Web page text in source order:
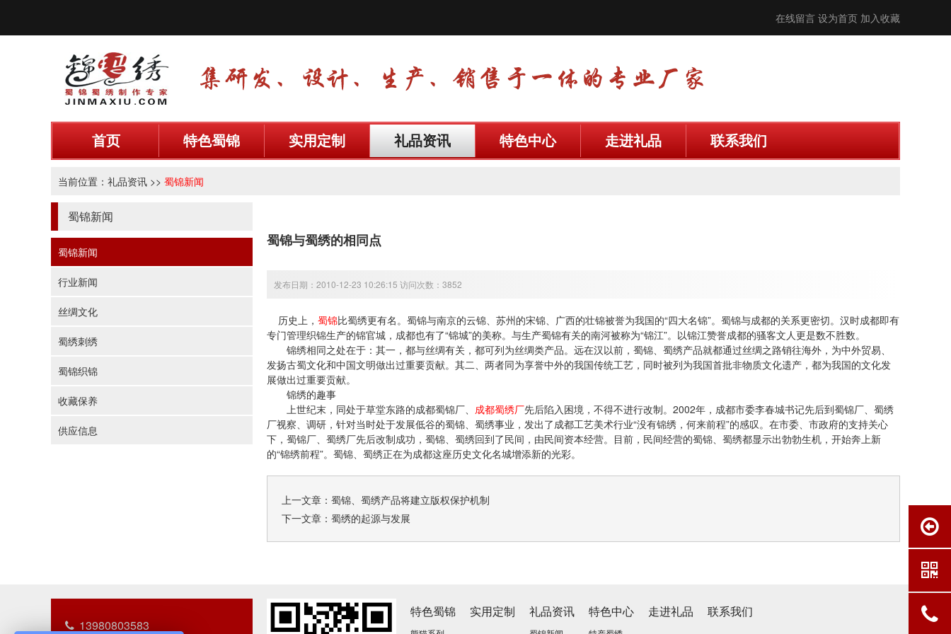
在线留言 设为首页 加入收藏
首页 特色蜀锦 实用定制 礼品资讯 特色中心 走进礼品 联系我们
当前位置： 礼品资讯 >> 蜀锦新闻
蜀锦新闻
蜀锦新闻
行业新闻
丝绸文化
蜀绣刺绣
蜀锦织锦
收藏保养
供应信息
蜀锦与蜀绣的相同点
发布日期：2010-12-23 10:26:15 访问次数：3852
历史上， 蜀锦比蜀绣更有名。蜀锦与南京的云锦、苏州的宋锦、广西的壮锦被誉为我国的“四大名锦”。蜀锦与成都的关系更密切。汉时成都即有
专门管理织锦生产的锦官城，成都也有了“锦城”的美称。与生产蜀锦有关的南河被称为“锦江”。以锦江赞誉成都的骚客文人更是数不胜数。
锦绣相同之处在于：其一，都与丝绸有关，都可列为丝绸类产品。远在汉以前，蜀锦、蜀绣产品就都通过丝绸之路销往海外，为中外贸易、
发扬古蜀文化和中国文明做出过重要贡献。其二、两者同为享誉中外的我国传统工艺，同时被列为我国首批非物质文化遗产，都为我国的文化发
展做出过重要贡献。
锦绣的趣事
上世纪末，同处于草堂东路的成都蜀锦厂、 成都蜀绣厂先后陷入困境，不得不进行改制。2002年，成都市委李春城书记先后到蜀锦厂、蜀绣
厂视察、调研，针对当时处于发展低谷的蜀锦、蜀绣事业，发出了成都工艺美术行业“没有锦绣，何来前程”的感叹。在市委、市政府的支持关心
下，蜀锦厂、蜀绣厂先后改制成功，蜀锦、蜀绣回到了民间，由民间资本经营。目前，民间经营的蜀锦、蜀绣都显示出勃勃生机，开始奔上新
的“锦绣前程”。蜀锦、蜀绣正在为成都这座历史文化名城增添新的光彩。
上一文章： 蜀锦、蜀绣产品将建立版权保护机制
下一文章： 蜀绣的起源与发展
13980803583
特色蜀锦 实用定制 礼品资讯 特色中心 走进礼品 联系我们